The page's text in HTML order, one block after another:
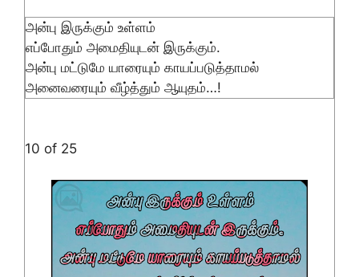
அன்பு இருக்கும் உள்ளம்
எப்போதும் அமைதியுடன் இருக்கும்.
அன்பு மட்டுமே யாரையும் காயப்படுத்தாமல்
அனைவரையும் வீழ்த்தும் ஆயுதம்…!
10 of 25